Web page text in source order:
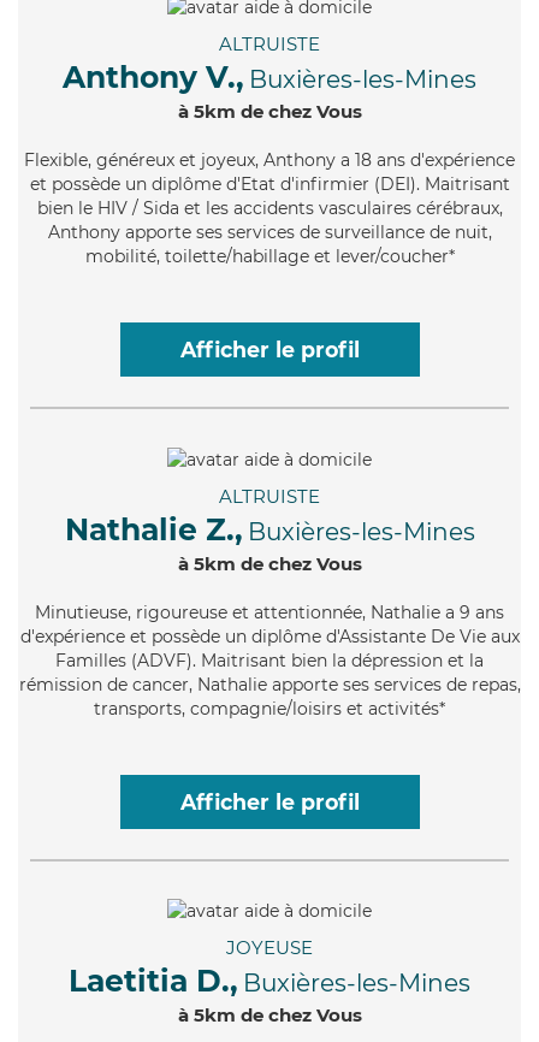
ALTRUISTE
Anthony V., Buxières-les-Mines
à 5km de chez Vous
Flexible, généreux et joyeux, Anthony a 18 ans d'expérience
et possède un diplôme d'Etat d'infirmier (DEI). Maitrisant
bien le HIV / Sida et les accidents vasculaires cérébraux,
Anthony apporte ses services de surveillance de nuit,
mobilité, toilette/habillage et lever/coucher*
Afficher le profil
ALTRUISTE
Nathalie Z., Buxières-les-Mines
à 5km de chez Vous
Minutieuse, rigoureuse et attentionnée, Nathalie a 9 ans
d'expérience et possède un diplôme d'Assistante De Vie aux
Familles (ADVF). Maitrisant bien la dépression et la
rémission de cancer, Nathalie apporte ses services de repas,
transports, compagnie/loisirs et activités*
Afficher le profil
JOYEUSE
Laetitia D., Buxières-les-Mines
à 5km de chez Vous